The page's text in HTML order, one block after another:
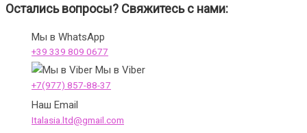
Остались вопросы? Свяжитесь с нами:
Мы в WhatsApp
+39 339 809 0677
Мы в Viber
+7(977) 857-88-37
Наш Email
Italasia.ltd@gmail.com